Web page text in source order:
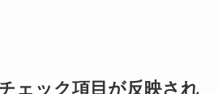
ェック項目が反映され